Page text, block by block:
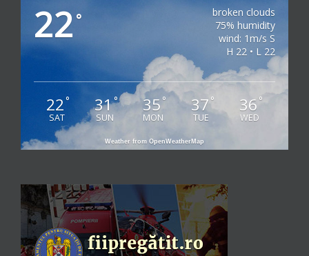
22 °
broken clouds
75% humidity
wind: 1m/s S
H 22 • L 22
22°
SAT
31°
SUN
35°
MON
37 °
TUE
36 °
WED
Weather from OpenWeatherMap